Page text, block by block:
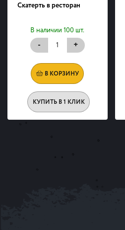
Скатерть в ресторан
В наличии 100 шт.
- +
В КОРЗИНУ
КУПИТЬ В 1 КЛИК